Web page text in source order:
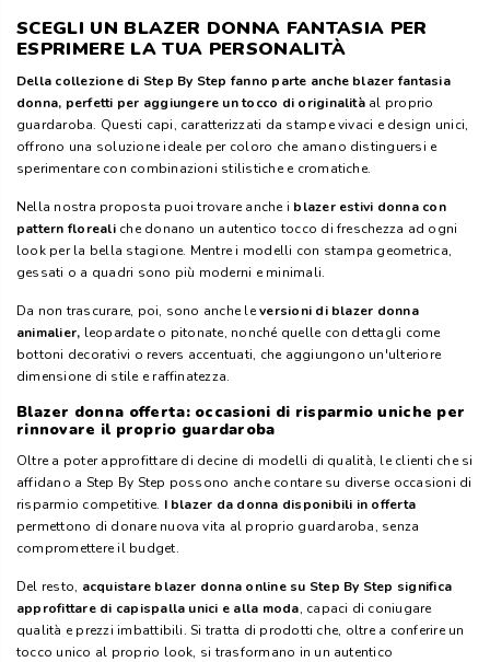
SCEGLI UN BLAZER DONNA FANTASIA PER
ESPRIMERE LA TUA PERSONALITÀ
Della collezione di Step By Step fanno parte anche blazer fantasia
donna, perfetti per aggiungere un tocco di originalitàal proprio
guardaroba. Questi capi, caratterizzati da stampe vivaci e design unici,
offrono una soluzione ideale per coloro che amano distinguersi e
sperimentare con combinazioni stilistiche e cromatiche.
Nella nostra proposta puoi trovare anche i blazer estivi donna con
pattern floreali che donano un autentico tocco di freschezza ad ogni
look per la bella stagione. Mentre i modelli con stampa geometrica,
gessati o a quadri sono più moderni e minimali.
Da non trascurare, poi, sono anche leversioni di blazer donna
animalier, leopardate o pitonate, nonché quelle con dettagli come
bottoni decorativi o revers accentuati, che aggiungono un'ulteriore
dimensione di stile e raffinatezza.
Blazer donna offerta: occasioni di risparmio uniche per
rinnovare il proprio guardaroba
Oltre a poter approfittare di decine di modelli di qualità, le clienti che si
affidano a Step By Step possono anche contare su diverse occasioni di
risparmio competitive. I blazer da donna disponibili in offerta
permettono di donare nuova vita al proprio guardaroba, senza
compromettere il budget.
Del resto, acquistare blazer donna online su Step By Step significa
approfittare di capispalla unici e alla moda, capaci di coniugare
qualità e prezzi imbattibili. Si tratta di prodotti che, oltre a conferire un
tocco unico al proprio look, si trasformano in un autentico